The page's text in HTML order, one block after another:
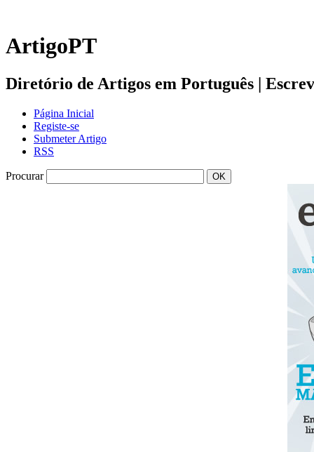
ArtigoPT
Diretório de Artigos em Português |
Página Inicial
Registe-se
Submeter Artigo
RSS
Procurar